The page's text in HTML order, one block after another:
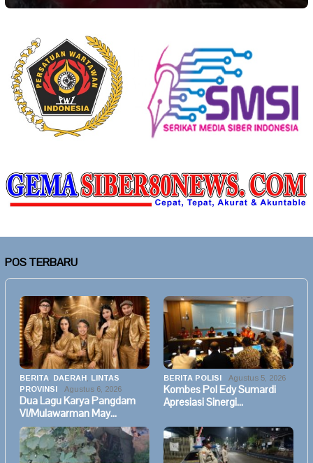
POS TERBARU
BERITA DAERAH LINTAS
PROVINSI
Agustus 6, 2026
Dua Lagu Karya Pangdam
VI/Mulawarman May…
BERITA POLISI Agustus 5, 2026
Kombes Pol Edy Sumardi
Apresiasi Sinergi…